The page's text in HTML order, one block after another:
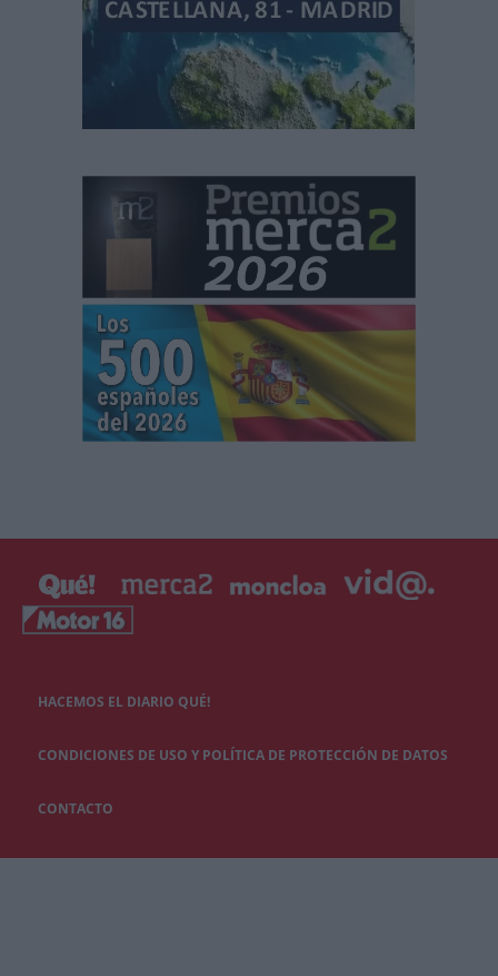
HACEMOS EL DIARIO QUÉ!
CONDICIONES DE USO Y POLÍTICA DE PROTECCIÓN DE DATOS
CONTACTO